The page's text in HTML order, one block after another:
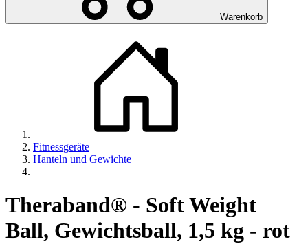
Warenkorb
Fitnessgeräte
Hanteln und Gewichte
Theraband® - Soft Weight
Ball, Gewichtsball, 1,5 kg - rot